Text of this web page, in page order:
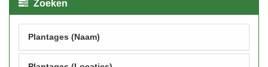
Zoeken
Plantages (Naam)